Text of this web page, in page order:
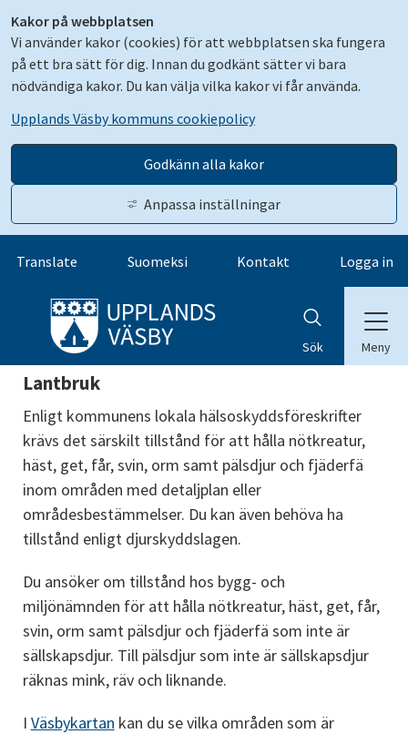
Kakor på webbplatsen
Vi använder kakor (cookies) för att webbplatsen ska fungera
på ett bra sätt för dig. Innan du godkänt sätter vi bara
nödvändiga kakor. Du kan välja vilka kakor vi får använda.
Upplands Väsby kommuns cookiepolicy
Godkänn alla kakor
Anpassa inställningar
Gå till innehåll
Translate Suomeksi Kontakt Logga in
Sök Meny
Lantbruk
Enligt kommunens lokala hälsoskyddsföreskrifter
krävs det särskilt tillstånd för att hålla nötkreatur,
häst, get, får, svin, orm samt pälsdjur och fjäderfä
inom områden med detaljplan eller
områdesbestämmelser. Du kan även behöva ha
tillstånd enligt djurskyddslagen.
Du ansöker om tillstånd hos bygg- och
miljönämnden för att hålla nötkreatur, häst, get, får,
svin, orm samt pälsdjur och fjäderfä som inte är
sällskapsdjur. Till pälsdjur som inte är sällskapsdjur
räknas mink, räv och liknande.
I Väsbykartan kan du se vilka områden som är